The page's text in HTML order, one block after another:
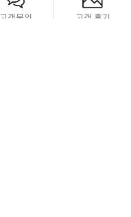
고객문의 고객 후기